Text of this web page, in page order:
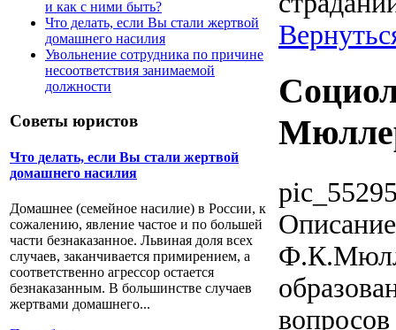
и как с ними быть?
Что делать, если Вы стали жертвой
домашнего насилия
Увольнение сотрудника по причине
несоответствия занимаемой
должности
Советы юристов
Что делать, если Вы стали жертвой
домашнего насилия
Домашнее (семейное насилие) в России, к
сожалению, явление частое и по большей
части безнаказанное. Львиная доля всех
случаев, заканчивается примирением, а
соответственно агрессор остается
безнаказанным. В большинстве случаев
жертвами домашнего...
Описание